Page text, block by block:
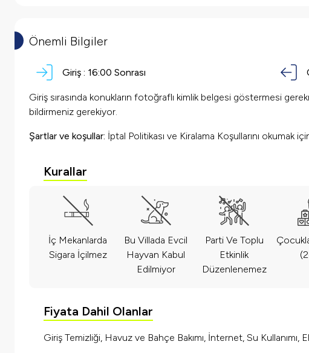
Önemli Bilgiler
Giriş : 16:00 Sonrası
Giriş sırasında konukların fotoğraflı kimlik belgesi göstermesi
bildirmeniz gerekiyor.
Şartlar ve koşullar: İptal Politikası ve Kiralama Koşullarını okumak
Kurallar
İç Mekanlarda
Sigara İçilmez
Bu Villada Evcil
Hayvan Kabul
Edilmiyor
Parti Ve Toplu
Etkinlik
Düzenlenemez
Fiyata Dahil Olanlar
Giriş Temizliği, Havuz ve Bahçe Bakımı, İnternet, Su Kullanımı,